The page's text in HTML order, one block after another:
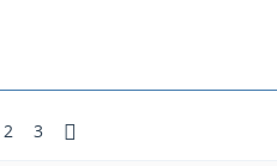
2 3